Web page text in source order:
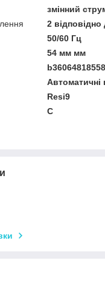
змінний
2
50/60 Гц
54 мм мм
Автоматичні
Resi9
C